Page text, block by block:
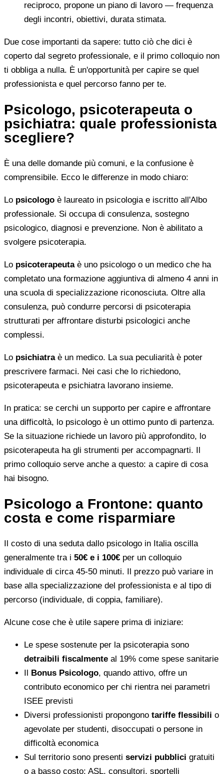
reciproco, propone un piano di lavoro — frequenza
degli incontri, obiettivi, durata stimata.
Due cose importanti da sapere: tutto ciò che dici è
coperto dal segreto professionale, e il primo colloquio non
ti obbliga a nulla. È un'opportunità per capire se quel
professionista e quel percorso fanno per te.
Psicologo, psicoterapeuta o
psichiatra: quale professionista
scegliere?
È una delle domande più comuni, e la confusione è
comprensibile. Ecco le differenze in modo chiaro:
Lo psicologo è laureato in psicologia e iscritto all'Albo
professionale. Si occupa di consulenza, sostegno
psicologico, diagnosi e prevenzione. Non è abilitato a
svolgere psicoterapia.
Lo psicoterapeutaè uno psicologo o un medico che ha
completato una formazione aggiuntiva di almeno 4 anni in
una scuola di specializzazione riconosciuta. Oltre alla
consulenza, può condurre percorsi di psicoterapia
strutturati per affrontare disturbi psicologici anche
complessi.
Lo psichiatraè un medico. La sua peculiarità è poter
prescrivere farmaci. Nei casi che lo richiedono,
psicoterapeuta e psichiatra lavorano insieme.
In pratica: se cerchi un supporto per capire e affrontare
una difficoltà, lo psicologo è un ottimo punto di partenza.
Se la situazione richiede un lavoro più approfondito, lo
psicoterapeuta ha gli strumenti per accompagnarti. Il
primo colloquio serve anche a questo: a capire di cosa
hai bisogno.
Psicologo a Frontone: quanto
costa e come risparmiare
Il costo di una seduta dallo psicologo in Italia oscilla
generalmente tra i 50€ e i 100€ per un colloquio
individuale di circa 45-50 minuti. Il prezzo può variare in
base alla specializzazione del professionista e al tipo di
percorso (individuale, di coppia, familiare).
Alcune cose che è utile sapere prima di iniziare:
Le spese sostenute per la psicoterapia sono
detraibili fiscalmente al 19% come spese sanitarie
Il Bonus Psicologo, quando attivo, offre un
contributo economico per chi rientra nei parametri
ISEE previsti
Diversi professionisti propongono tariffe flessibili o
agevolate per studenti, disoccupati o persone in
difficoltà economica
Sul territorio sono presenti servizi pubblici gratuiti
o a basso costo: ASL, consultori, sportelli